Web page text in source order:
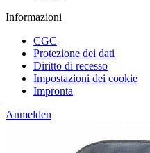
Informazioni
CGC
Protezione dei dati
Diritto di recesso
Impostazioni dei cookie
Impronta
Anmelden